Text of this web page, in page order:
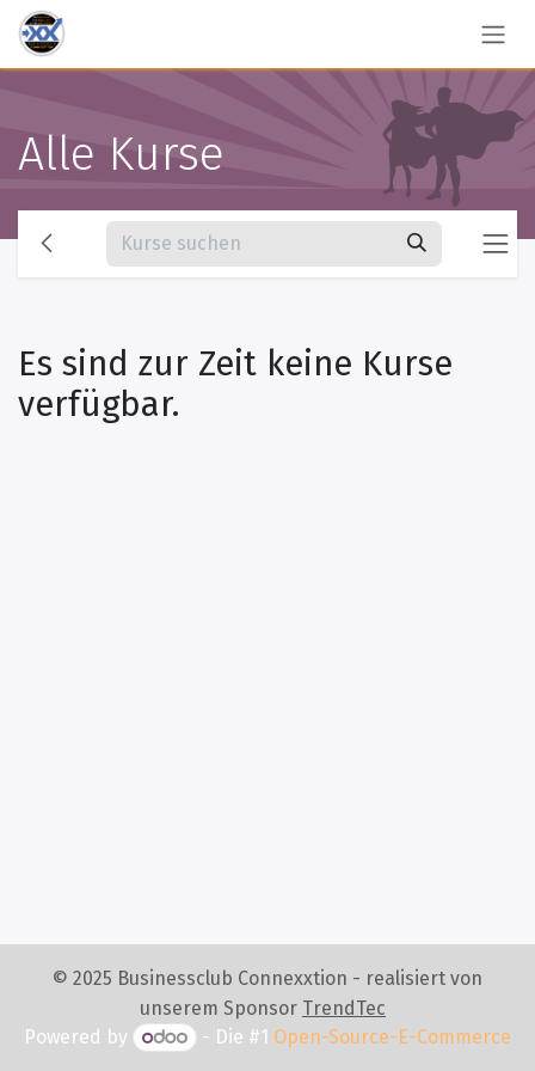
Zum Inhalt springen
Alle Kurse
Es sind zur Zeit keine Kurse
verfügbar.
© 2025 Businessclub Connexxtion - realisiert von
unserem Sponsor TrendTec
Powered by
- Die #1 Open-Source-E-Commerce